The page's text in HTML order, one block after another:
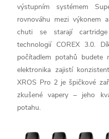
výstupním systémem
rovnováhu mezi výkonem
chuti se starají
technologií COREX 3.0.
počítadlem potahů
elektronika zajistí
XROS Pro 2 je špičkové
zkušené vapery – jeho
potahu.